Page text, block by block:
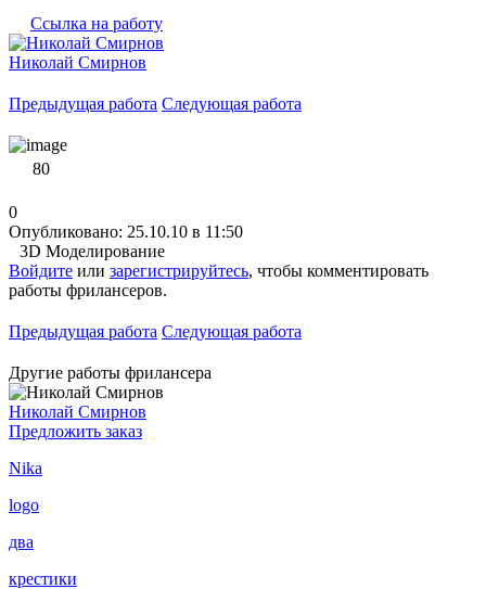
Ссылка на работу
Николай Смирнов
Предыдущая работа Следующая работа
80
0
Опубликовано: 25.10.10 в 11:50
3D Моделирование
Войдите или зарегистрируйтесь, чтобы комментировать
работы фрилансеров.
Предыдущая работа Следующая работа
Другие работы фрилансера
Николай Смирнов
Предложить заказ
Nika
logo
два
крестики